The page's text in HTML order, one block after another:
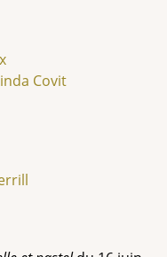
Covit